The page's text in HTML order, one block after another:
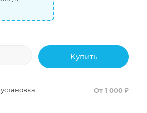
Купить
От 1 000 ₽